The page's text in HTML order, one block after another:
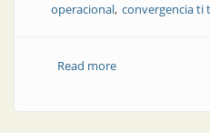
operacional convergencia ti
Read moreabout La lucha